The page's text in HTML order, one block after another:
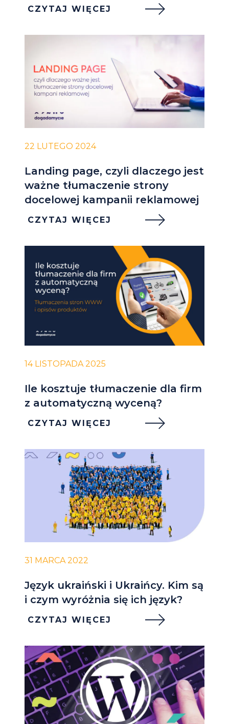
CZYTAJ WIĘCEJ
22 LUTEGO 2024
Landing page, czyli dlaczego jest
ważne tłumaczenie strony
docelowej kampanii reklamowej
CZYTAJ WIĘCEJ
14 LISTOPADA 2025
Ile kosztuje tłumaczenie dla firm
z automatyczną wyceną?
CZYTAJ WIĘCEJ
31 MARCA 2022
Język ukraiński i Ukraińcy. Kim są
i czym wyróżnia się ich język?
CZYTAJ WIĘCEJ